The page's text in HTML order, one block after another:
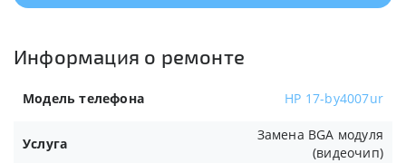
Информация о ремонте
Модель телефона HP 17-by4007ur
Услуга
Замена BGA модуля
(видеочип)